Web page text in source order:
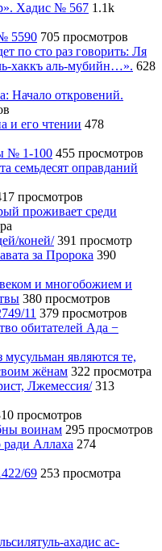
Хадис № 567 1.1k
5590 705 просмотров
по сто раз говорить: Ля
хаккъ аль-мубийн…». 628
Начало откровений.
и его чтении 478
№ 1-100 455 просмотров
семьдесят оправданий
просмотров
проживает среди
коней/ 391 просмотр
за Пророка 390
и многобожием и
380 просмотров
11 379 просмотров
обитателей Ада −
являются те,
жёнам 322 просмотра
Лжемессия/ 313
просмотров
воинам 295 просмотров
ради Аллаха 274
69 253 просмотра
ахадис ас-